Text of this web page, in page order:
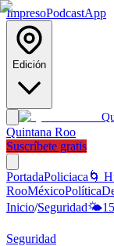
ImpresoPodcastApp
Edición
Quintana Roo
Suscríbete gratis
PortadaPoliciaca 🌀
RooMéxicoPolítica
Inicio/Seguridad🌤️15
Seguridad